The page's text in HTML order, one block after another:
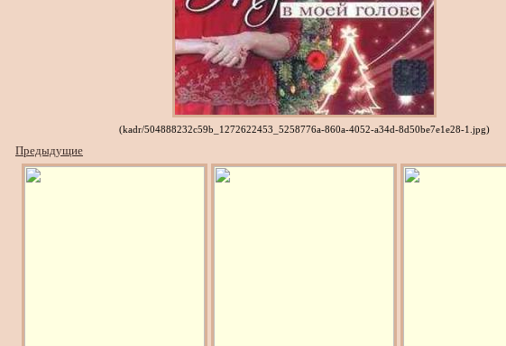
(kadr/504888232c59b_1272622453_5258776a-860a-4052-a34d-8d50be7e1e28-1.jpg)
Предыдущие